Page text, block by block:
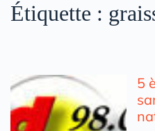
Étiquette :
5